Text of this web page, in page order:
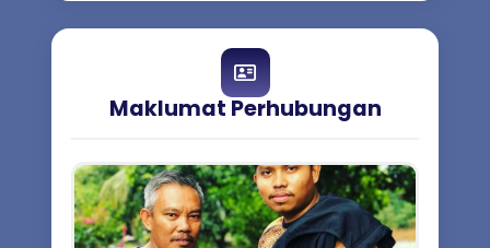
Maklumat Perhubungan